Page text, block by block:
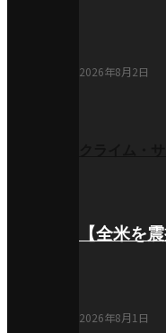
2026年8月2日
【全米を
2026年8月1日